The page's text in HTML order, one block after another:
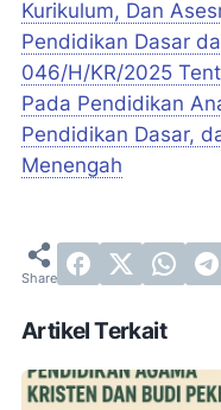
Kurikulum, Dan
Pendidikan Dasar
046/H/KR/2025
Pada Pendidikan
Pendidikan Dasar,
Menengah
Artikel Terkait